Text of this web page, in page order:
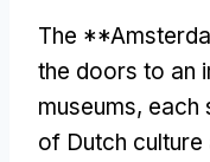
The
the doors to an
museums, each
of Dutch culture